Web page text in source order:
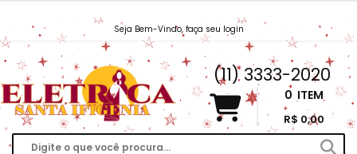
Seja Bem-Vindo, faça seu login
Vendas@EletricaSantaIfigenia.com.br
(11) 3333-2020
0 ITEM
R$ 0,00